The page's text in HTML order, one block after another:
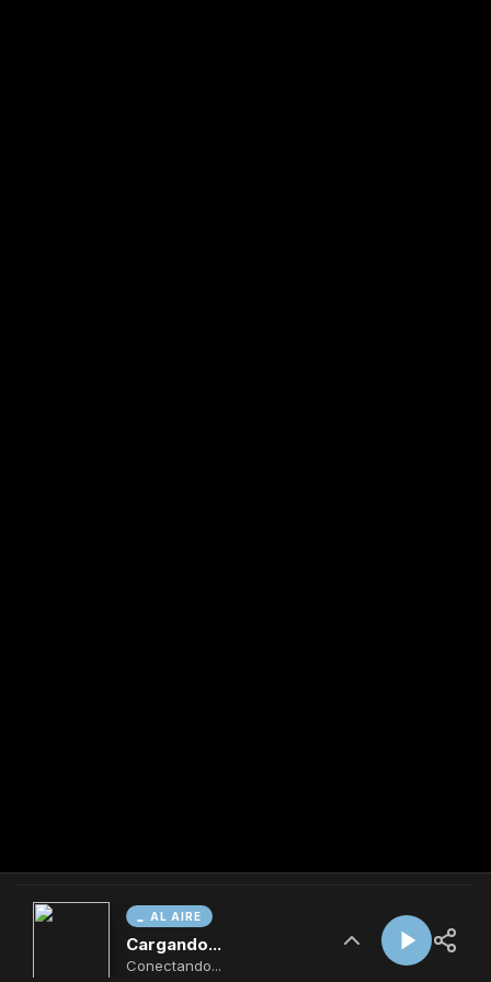
AL AIRE
Cargando...
Conectando...